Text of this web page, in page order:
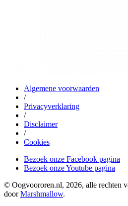
Algemene voorwaarden
/
Privacyverklaring
/
Disclaimer
/
Cookies
Bezoek onze Facebook pagina
Bezoek onze Youtube pagina
© Oogvoororen.nl, 2026, alle rechten
doorMarshmallow.